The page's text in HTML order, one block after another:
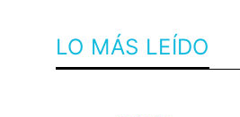
LO MÁS LEÍDO